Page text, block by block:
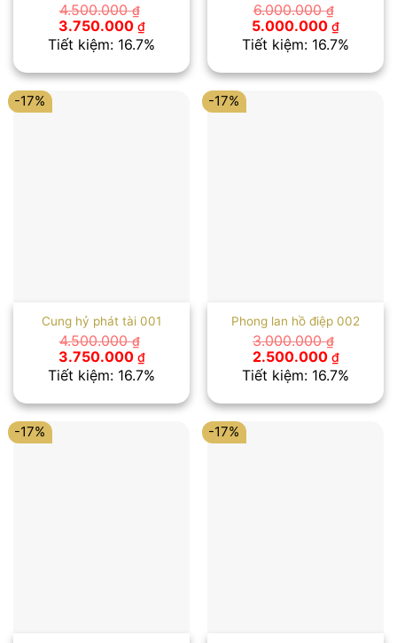
4.500.000₫
Giá
gốc
là:
3.750.000 ₫Giá
hiện
tại
3.750.000 ₫.
Tiết kiệm: 16.7%
6.000.000₫
Giá
gốc
là:
5.000.000 ₫Giá
hiện
tại
Tiết kiệm: 16.7%
-17%
Cung hỷ phát tài 001
4.500.000₫
Giá
gốc
là:
3.750.000 ₫Giá
hiện
tại
3.750.000 ₫.
Tiết kiệm: 16.7%
-17%
Phong lan hồ điệp 002
3.000.000₫
Giá
gốc
là:
2.500.000 ₫Giá
hiện
tại
Tiết kiệm: 16.7%
-17% -17%